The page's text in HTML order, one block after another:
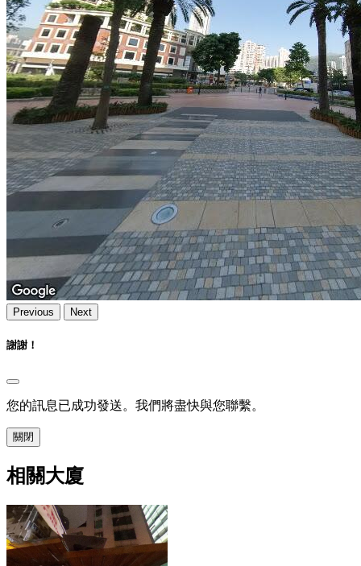
Previous Next
謝謝！
您的訊息已成功發送。我們將盡快與您聯繫。
關閉
相關大廈